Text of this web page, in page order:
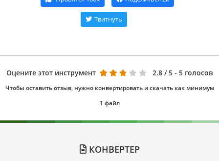
Твитнуть
Оцените этот инструмент 2.8 / 5 - 5 голосов
Чтобы оставить отзыв, нужно конвертировать и скачать как минимум
1 файл
КОНВЕРТЕР